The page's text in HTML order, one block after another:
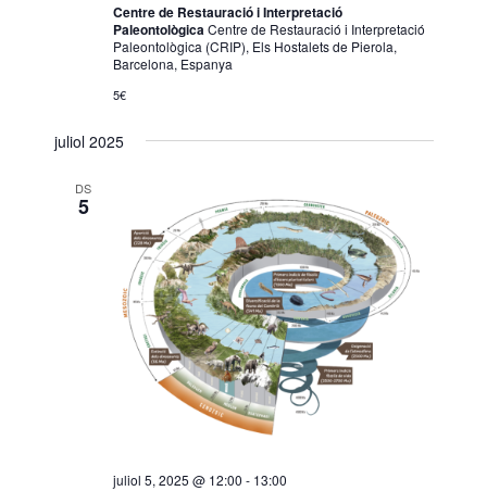
Centre de Restauració i Interpretació
PaleontològicaCentre de Restauració i Interpretació
Paleontològica (CRIP), Els Hostalets de Pierola,
Barcelona, Espanya
5€
juliol 2025
DS
5
juliol 5, 2025 @ 12:00 - 13:00